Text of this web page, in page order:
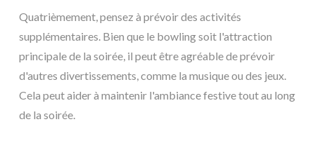
Quatrièmement, pensez à prévoir des activités
supplémentaires. Bien que le bowling soit l'attraction
principale de la soirée, il peut être agréable de prévoir
d'autres divertissements, comme la musique ou des jeux.
Cela peut aider à maintenir l'ambiance festive tout au long
de la soirée.